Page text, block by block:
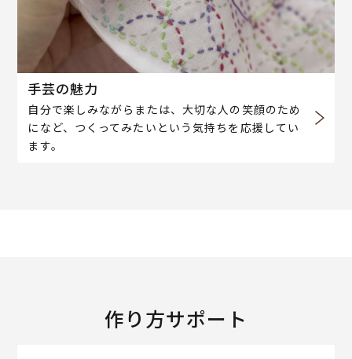
手芸の魅力
自分で楽しみながらまたは、大切な人の笑顔のため
になど、つくってみたいという気持ちを応援してい
ます。
作り方サポート